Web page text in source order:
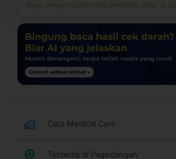
Bayar dengan cicilan kartu kredit 0% untuk 12
Cata Medical Care
Tersedia di Pagedangan